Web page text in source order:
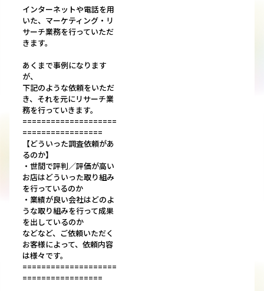
インターネットや電話を用
いた、マーケティング・リ
サーチ業務を行っていただ
きます。
あくまで事例になります
が、
下記のような依頼をいただ
き、それを元にリサーチ業
務を行っていきます。
====================
=================
【どういった調査依頼があ
るのか】
・世間で評判／評価が高い
お店はどういった取り組み
を行っているのか
・業績が良い会社はどのよ
うな取り組みを行って成果
を出しているのか
などなど、ご依頼いただく
お客様によって、依頼内容
は様々です。
====================
=================